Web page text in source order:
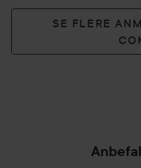
SE FLERE